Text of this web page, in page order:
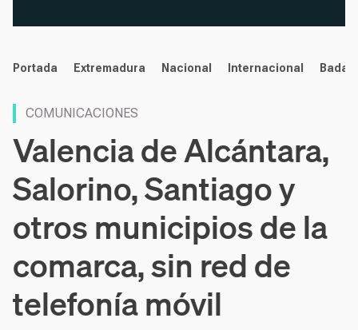
noticias
Portada Extremadura Nacional Internacional
COMUNICACIONES
Valencia de Alcántara,
Salorino, Santiago y
otros municipios de la
comarca, sin red de
telefonía móvil